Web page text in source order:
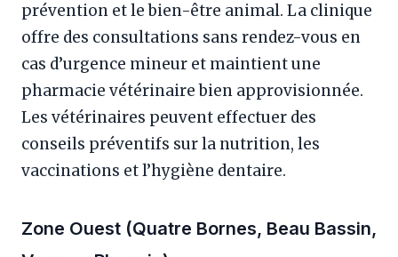
prévention et le bien-être animal. La clinique
offre des consultations sans rendez-vous en
cas d’urgence mineur et maintient une
pharmacie vétérinaire bien approvisionnée.
Les vétérinaires peuvent effectuer des
conseils préventifs sur la nutrition, les
vaccinations et l’hygiène dentaire.
Zone Ouest (Quatre Bornes, Beau Bassin,